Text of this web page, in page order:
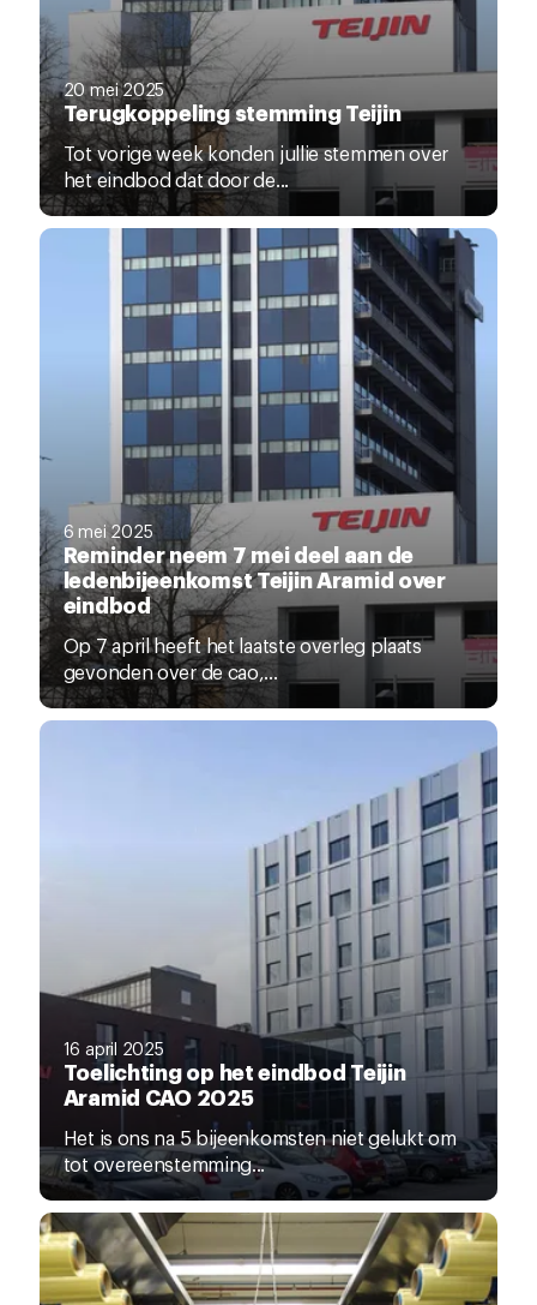
20 mei 2025
Terugkoppeling stemming Teijin
Tot vorige week konden jullie stemmen over
het eindbod dat door de...
6 mei 2025
Reminder neem 7 mei deel aan de
ledenbijeenkomst Teijin Aramid over
eindbod
Op 7 april heeft het laatste overleg plaats
gevonden over de cao,...
16 april 2025
Toelichting op het eindbod Teijin
Aramid CAO 2025
Het is ons na 5 bijeenkomsten niet gelukt om
tot overeenstemming...